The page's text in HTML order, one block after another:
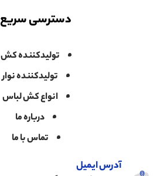
دسترسی سریع
تولیدکننده کش
تولیدکننده نوار
انواع کش لباس
درباره ما
تماس با ما
آدرس ایمیل